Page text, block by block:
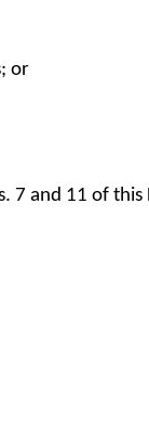
or
7 and 11 of this